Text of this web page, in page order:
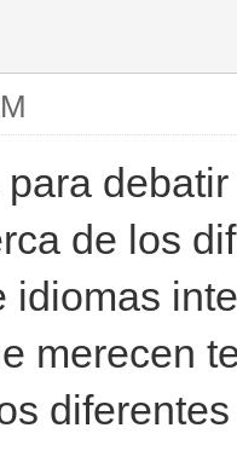
de los
idiomas
merecen